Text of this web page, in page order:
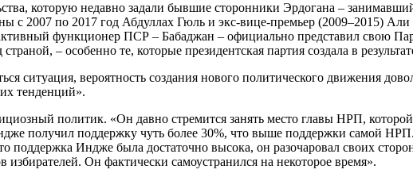
которую недавно задали бывшие сторонники Эрдогана –
с 2007 по 2017 год Абдуллах Гюль и экс-вице-премьер (2009–2015)
функционер ПСР – Бабаджан – официально представил свою
– особенно те, которые президентская партия создала в
ситуация, вероятность создания нового политического движения
тенденций».
политик. «Он давно стремится занять место главы НРП,
получил поддержку чуть более 30%, что выше поддержки самой
поддержка Индже была достаточно высока, он разочаровал своих
Он фактически самоустранился на некоторое время».